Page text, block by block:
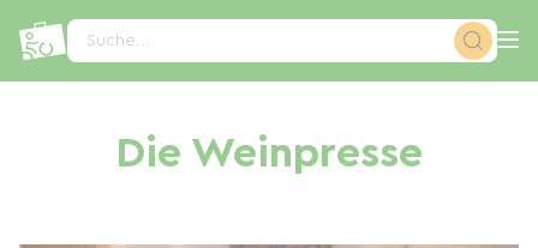
Suche...
Die Weinpresse
Cookie-Einstellungen